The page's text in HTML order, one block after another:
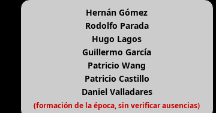
Hernán Gómez
Rodolfo Parada
Hugo Lagos
Guillermo García
Patricio Wang
Patricio Castillo
Daniel Valladares
(formación de la época, sin verificar ausencias)